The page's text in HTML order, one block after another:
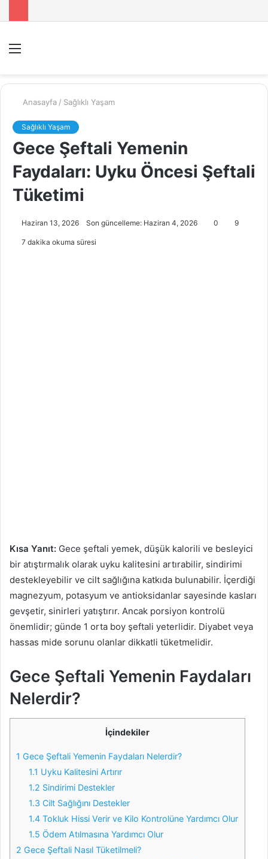
...
Anasayfa / Sağlıklı Yaşam
Sağlıklı Yaşam
Gece Şeftali Yemenin
Faydaları: Uyku Öncesi Şeftali
Tüketimi
Haziran 13, 2026 Son güncelleme: Haziran 4, 2026 0 9
7 dakika okuma süresi
Kısa Yanıt: Gece şeftali yemek, düşük kalorili ve besleyici
bir atıştırmalık olarak uyku kalitesini artırabilir, sindirimi
destekleyebilir ve cilt sağlığına katkıda bulunabilir. İçerdiği
magnezyum, potasyum ve antioksidanlar sayesinde kasları
gevşetir, sinirleri yatıştırır. Ancak porsiyon kontrolü
önemlidir; günde 1 orta boy şeftali yeterlidir. Diyabet veya
hassas mide sorunu olanlar dikkatli tüketmelidir.
Gece Şeftali Yemenin Faydaları
Nelerdir?
İçindekiler
1 Gece Şeftali Yemenin Faydaları Nelerdir?
1.1 Uyku Kalitesini Artırır
1.2 Sindirimi Destekler
1.3 Cilt Sağlığını Destekler
1.4 Tokluk Hissi Verir ve Kilo Kontrolüne Yardımcı Olur
1.5 Ödem Atılmasına Yardımcı Olur
2 Gece Şeftali Nasıl Tüketilmeli?